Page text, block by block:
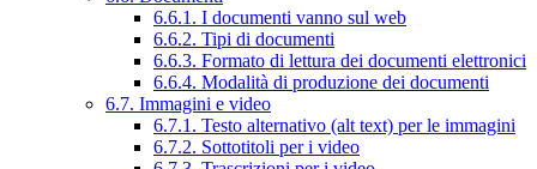
6.6.1. I documenti vanno sul web
6.6.2. Tipi di documenti
6.6.3. Formato di lettura dei documenti elettronici
6.6.4. Modalità di produzione dei documenti
6.7. Immagini e video
6.7.1. Testo alternativo (alt text) per le immagini
6.7.2. Sottotitoli per i video